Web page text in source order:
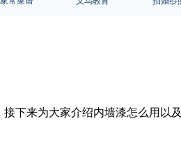
下来为大家介绍内墙漆怎么用以